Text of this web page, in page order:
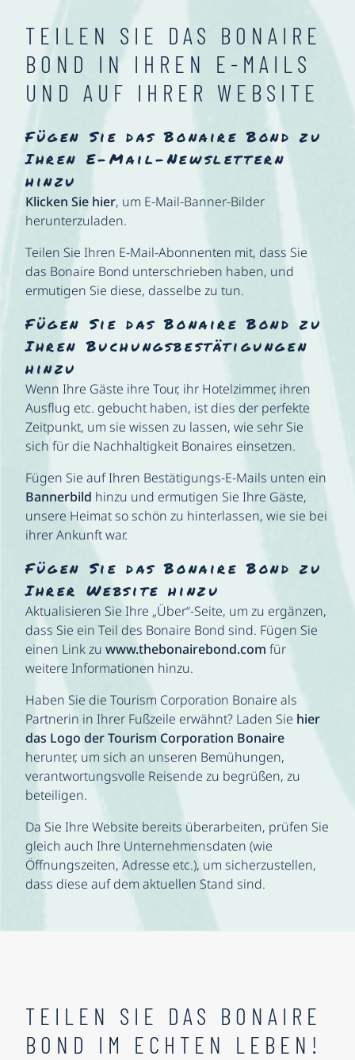
TEILEN SIE DAS BONAIRE
BOND IN IHREN E-MAILS
UND AUF IHRER WEBSITE
Fügen Sie das Bonaire Bond zu
Ihren E-Mail-Newslettern
hinzu
Klicken Sie hier, um E-Mail-Banner-Bilder
herunterzuladen.
Teilen Sie Ihren E-Mail-Abonnenten mit, dass Sie
das Bonaire Bond unterschrieben haben, und
ermutigen Sie diese, dasselbe zu tun.
Fügen Sie das Bonaire Bond zu
Ihren Buchungsbestätigungen
hinzu
Wenn Ihre Gäste ihre Tour, ihr Hotelzimmer, ihren
Ausflug etc. gebucht haben, ist dies der perfekte
Zeitpunkt, um sie wissen zu lassen, wie sehr Sie
sich für die Nachhaltigkeit Bonaires einsetzen.
Fügen Sie auf Ihren Bestätigungs-E-Mails unten ein
Bannerbild hinzu und ermutigen Sie Ihre Gäste,
unsere Heimat so schön zu hinterlassen, wie sie bei
ihrer Ankunft war.
Fügen Sie das Bonaire Bond zu
Ihrer Website hinzu
Aktualisieren Sie Ihre „Über“-Seite, um zu ergänzen,
dass Sie ein Teil des Bonaire Bond sind. Fügen Sie
einen Link zu www.thebonairebond.com für
weitere Informationen hinzu.
Haben Sie die Tourism Corporation Bonaire als
Partnerin in Ihrer Fußzeile erwähnt? Laden Sie hier
das Logo der Tourism Corporation Bonaire
herunter, um sich an unseren Bemühungen,
verantwortungsvolle Reisende zu begrüßen, zu
beteiligen.
Da Sie Ihre Website bereits überarbeiten, prüfen Sie
gleich auch Ihre Unternehmensdaten (wie
Öffnungszeiten, Adresse etc.), um sicherzustellen,
dass diese auf dem aktuellen Stand sind.
TEILEN SIE DAS BONAIRE
BOND IM ECHTEN LEBEN!